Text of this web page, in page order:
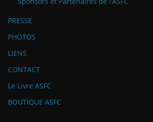
PRESSE
PHOTOS
LIENS
CONTACT
Le Livre ASFC
BOUTIQUE ASFC